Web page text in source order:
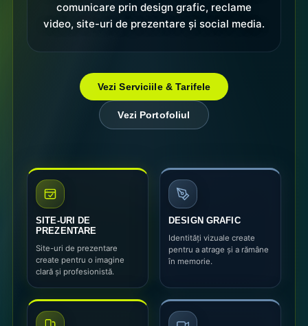
comunicare prin design grafic, reclame
video, site-uri de prezentare și social media.
Vezi Serviciile & Tarifele
Vezi Portofoliul
SITE-URI DE
PREZENTARE
Site-uri de prezentare
create pentru o imagine
clară și profesionistă.
DESIGN GRAFIC
Identități vizuale create
pentru a atrage și a rămâne
în memorie.